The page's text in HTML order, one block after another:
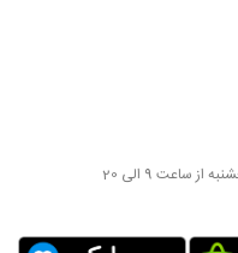
ساعت 9 الی 20